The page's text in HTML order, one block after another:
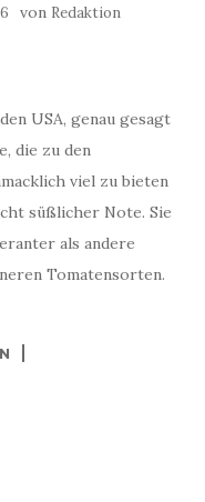
von Redaktion
USA, genau gesagt
die zu den
viel zu bieten
süßlicher Note. Sie
als andere
Tomatensorten.